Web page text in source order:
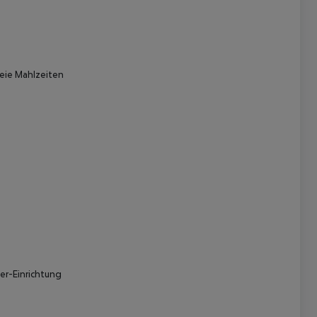
Mahlzeiten
Einrichtung